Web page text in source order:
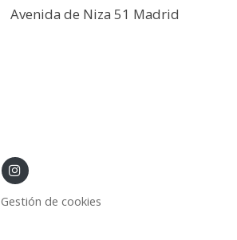
Avenida de Niza 51 Madrid
Gestión de cookies